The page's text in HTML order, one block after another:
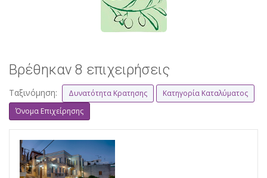
Βρέθηκαν 8 επιχειρήσεις
Ταξινόμηση: Δυνατότητα Κρατησης
Κατηγορία Καταλύματος
Όνομα Επιχείρησης